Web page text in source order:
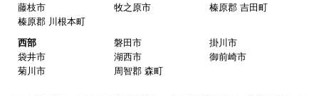
【このショップを選んだ理由は？】
近隣で安く、評判が良かったため
【注文からどのくらいで届きましたか？】
取付工事の数日前に調整して届けてくれた
藤枝市
牧之原市
榛原郡 吉田町
榛原郡 川根本町
西部
磐田市
掛川市
袋井市
湖西市
御前崎市
菊川市
周智郡 森町